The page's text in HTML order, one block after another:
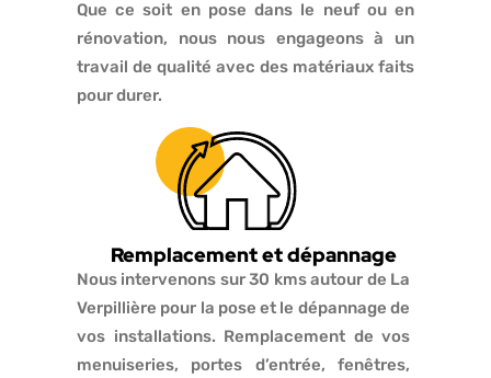
Que ce soit en pose dans le neuf ou en
rénovation, nous nous engageons à un
travail de qualité avec des matériaux faits
pour durer.
Remplacement et dépannage
Nous intervenons sur 30 kms autour de La
Verpillière pour la pose et le dépannage de
vos installations. Remplacement de vos
menuiseries, portes d’entrée, fenêtres,